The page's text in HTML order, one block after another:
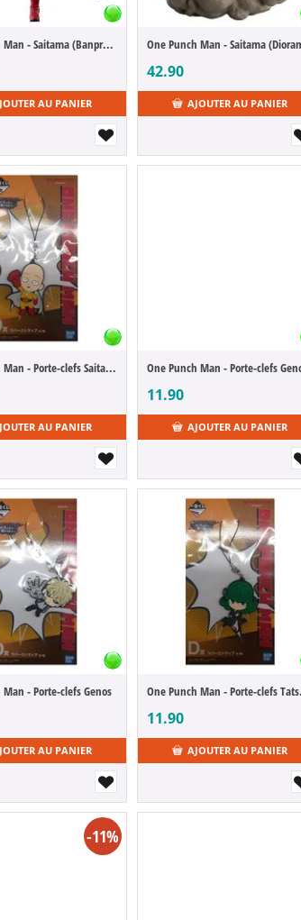
One Punch Man - Saitama (Banpresto Evolve)
AU PANIER
One Punch Man - Saitama
42.90
AJOUTER AU PANIER
One Punch Man - Porte-clefs Saitama
AU PANIER
One Punch Man - Porte-clefs
11.90
AJOUTER AU PANIER
- Porte-clefs Genos
AU PANIER
One
11.90
AJOUTER AU PANIER
-11%